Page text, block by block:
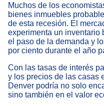
Muchos de los
bienes inmuebles
de esta recesión. El
experimenta un inventario
el paso de la demanda y
por ciento durante el año
Con las tasas de interés
y los precios de las casas
Denver podría no solo
sino también en el valor